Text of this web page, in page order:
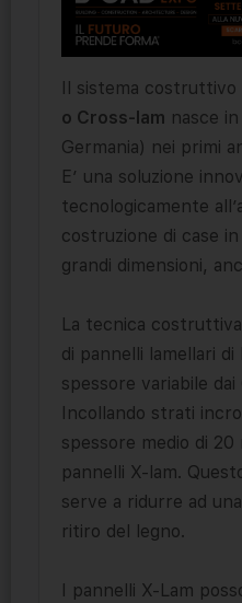
Il sistema costruttivo
o Cross-lam nasce
Germania) nei primi
E’ una soluzione
tecnologicamente
costruzione di case
grandi dimensioni,
La tecnica
di pannelli lamellari di
spessore variabile
Incollando strati
spessore medio di 20
pannelli X-lam.
serve a ridurre ad
ritiro del legno.
I pannelli X-Lam